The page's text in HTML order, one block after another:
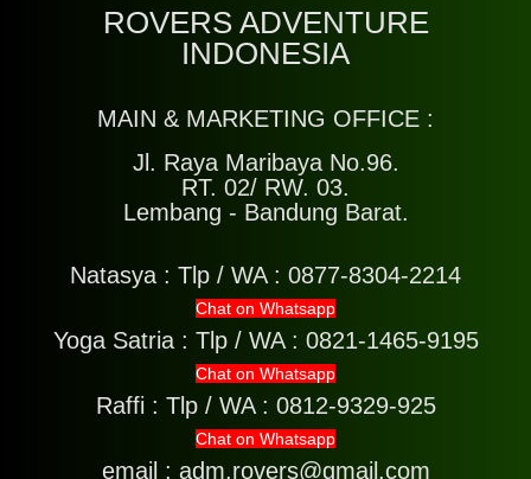
ROVERS ADVENTURE
INDONESIA
MAIN & MARKETING OFFICE :
Jl. Raya Maribaya No.96.
RT. 02/ RW. 03.
Lembang - Bandung Barat.
Natasya : Tlp / WA : 0877-8304-2214
Chat on Whatsapp
Yoga Satria : Tlp / WA : 0821-1465-9195
Chat on Whatsapp
Raffi : Tlp / WA : 0812-9329-925
Chat on Whatsapp
email : adm.rovers@gmail.com